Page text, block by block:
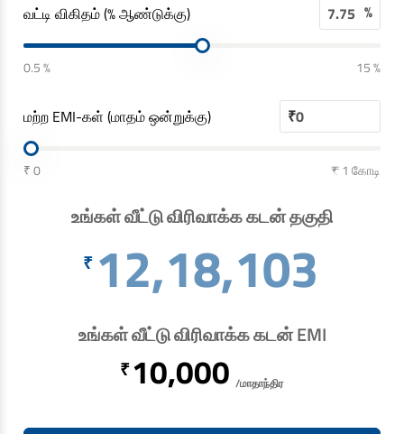
வட்டி விகிதம் (% ஆண்டுக்கு) %
0.5 % 15 %
மற்ற EMI-கள் (மாதம் ஒன்றுக்கு) ₹
₹ 0 ₹ 1 கோடி
உங்கள் வீட்டு விரிவாக்க கடன் தகுதி
₹ 12,18,103
உங்கள் வீட்டு விரிவாக்க கடன் EMI
₹10,000 /மாதாந்திர